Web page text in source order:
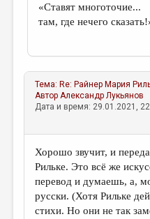
«Ставят многоточие...
там, где нечего
Тема: Re: Райнер Мария
АвторАлександр Лукьянов
Дата и время: 29.01.2021,
Хорошо звучит, и
Рильке. Это всё же
перевод и думаешь, а,
русски. (Хотя Рильке
стихи. Но они не так